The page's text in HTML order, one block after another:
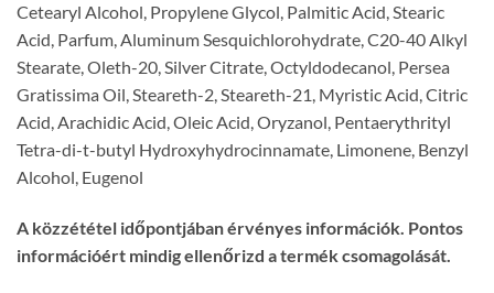
Cetearyl Alcohol, Propylene Glycol, Palmitic Acid, Stearic
Acid, Parfum, Aluminum Sesquichlorohydrate, C20-40 Alkyl
Stearate, Oleth-20, Silver Citrate, Octyldodecanol, Persea
Gratissima Oil, Steareth-2, Steareth-21, Myristic Acid, Citric
Acid, Arachidic Acid, Oleic Acid, Oryzanol, Pentaerythrityl
Tetra-di-t-butyl Hydroxyhydrocinnamate, Limonene, Benzyl
Alcohol, Eugenol
A közzététel időpontjában érvényes információk. Pontos
információért mindig ellenőrizd a termék csomagolását.